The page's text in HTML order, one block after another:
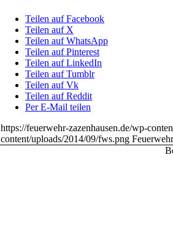
Teilen auf Facebook
Teilen auf X
Teilen auf WhatsApp
Teilen auf Pinterest
Teilen auf LinkedIn
Teilen auf Tumblr
Teilen auf Vk
Teilen auf Reddit
Per E-Mail teilen
https://feuerwehr-zazenhausen.de/wp-
content/uploads/2014/09/fws.png